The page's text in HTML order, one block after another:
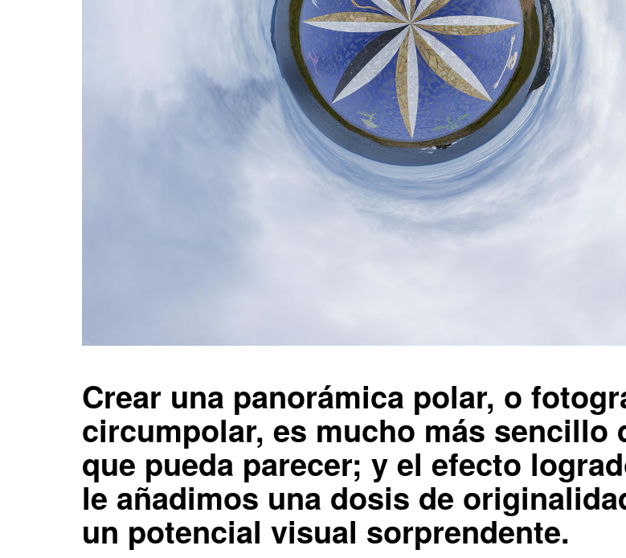
Crear una panorámica polar, o
circumpolar, es mucho más sencillo
que pueda parecer; y el efecto
le añadimos una dosis de
un potencial visual sorprendente.